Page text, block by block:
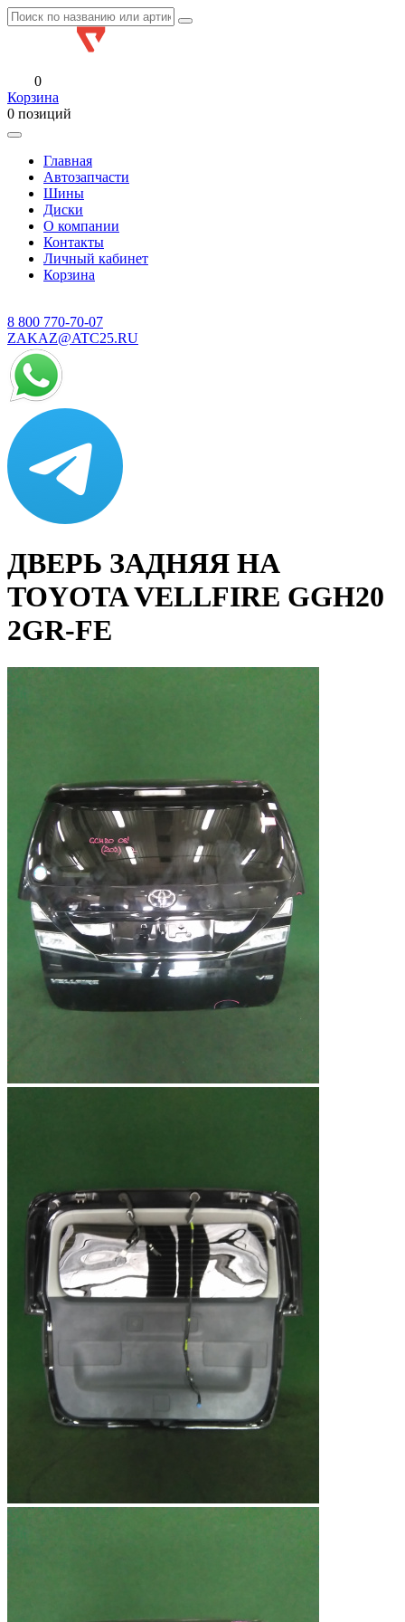
0
Корзина
0 позиций
Главная
Автозапчасти
Шины
Диски
О компании
Контакты
Личный кабинет
Корзина
8 800 770-70-07
ZAKAZ@ATC25.RU
ДВЕРЬ ЗАДНЯЯ НА
TOYOTA VELLFIRE GGH20
2GR-FE